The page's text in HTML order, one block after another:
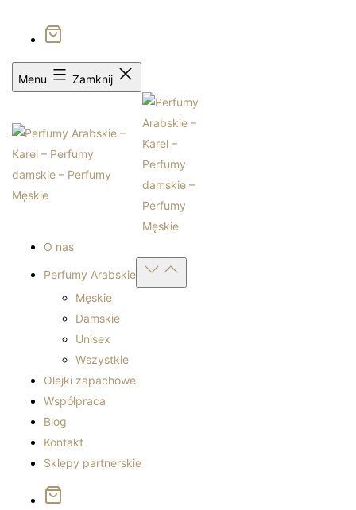
Menu Zamknij
O nas
Perfumy Arabskie
menu
Męskie
Damskie
Unisex
Wszystkie
Olejki zapachowe
Współpraca
Blog
Kontakt
Sklepy partnerskie